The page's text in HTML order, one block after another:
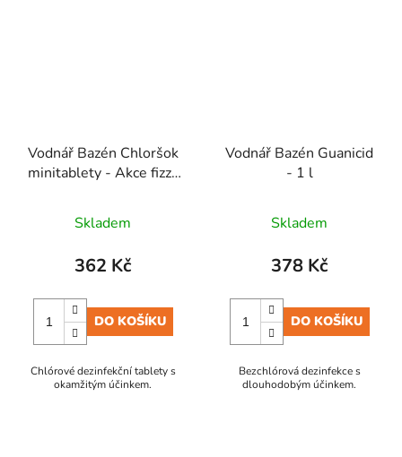
Vodnář Bazén Chloršok
minitablety - Akce fizzy
Skladem
362 Kč
DO KOŠÍKU
Chlórové dezinfekční tablety s
okamžitým účinkem.
Vodnář Bazén Guanicid
- 1 l
Skladem
378 Kč
DO KOŠÍKU
Bezchlórová dezinfekce s
dlouhodobým účinkem.